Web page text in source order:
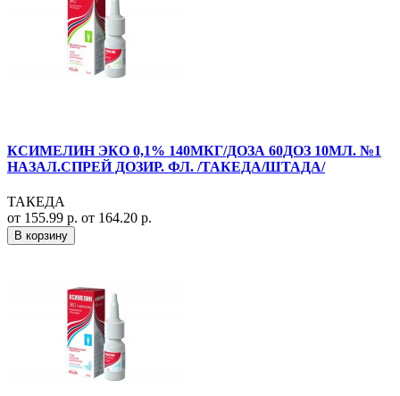
КСИМЕЛИН ЭКО 0,1% 140МКГ/ДОЗА 60ДОЗ 10МЛ. №1
НАЗАЛ.СПРЕЙ ДОЗИР. ФЛ. /ТАКЕДА/ШТАДА/
ТАКЕДА
от 155.99 р. от 164.20 р.
В корзину